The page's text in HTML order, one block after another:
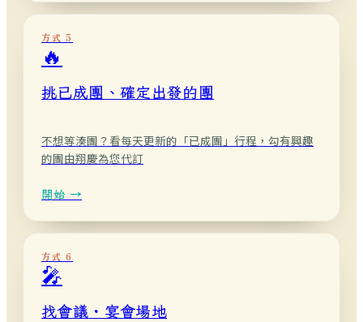
方式 5
🔥
挑已成團、確定出發的團
不想等湊團？看每天更新的「已成團」行程，勾有興趣
的團由翔慶為您代訂
開始 →
方式 6
🎤
找會議・宴會場地